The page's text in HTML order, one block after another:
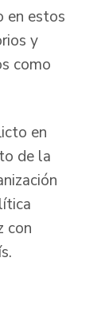
en estos
y
como
en
de la
con